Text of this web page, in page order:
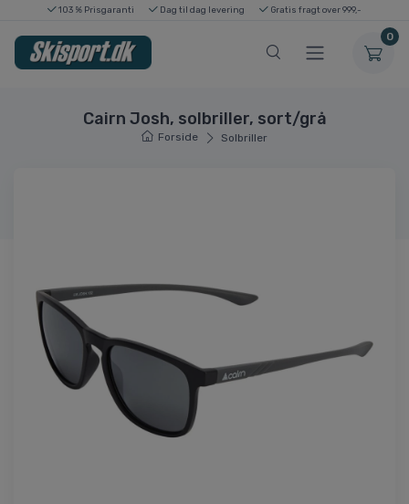
103 % Prisgaranti Dag til dag levering Gratis fragt over 999,-
0
Cairn Josh, solbriller, sort/grå
Forside Solbriller